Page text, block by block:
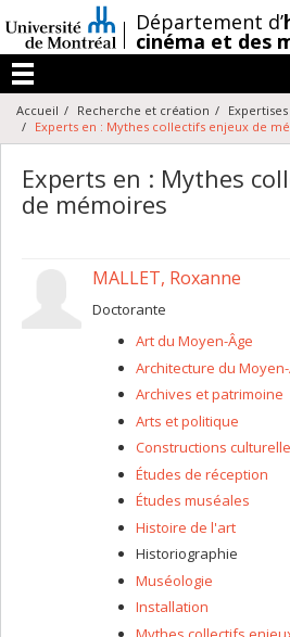
au
contenu
/Département d’
cinéma et des
Menu
Accueil Recherche et création
Experts en : Mythes collectifs enjeux de
Experts en : Mythes
de mémoires
MALLET, Roxanne
Doctorante
Art du Moyen-Âge
Architecture du
Archives et patrimoine
Arts et politique
Constructions
Études de réception
Études muséales
Histoire de l'art
Historiographie
Muséologie
Installation